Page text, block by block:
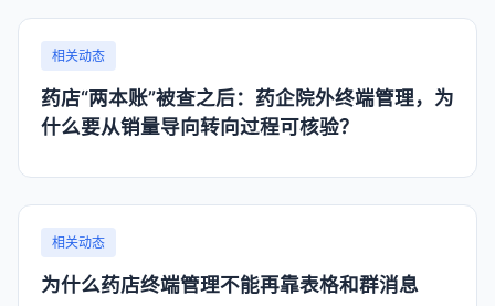
相关动态
药店“两本账”被查之后：药企院外终端管理，为
什么要从销量导向转向过程可核验？
相关动态
为什么药店终端管理不能再靠表格和群消息